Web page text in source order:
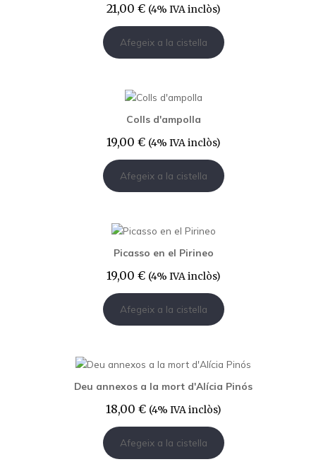
21,00 € (4% IVA inclòs)
Afegeix a la cistella
Colls d'ampolla
19,00 € (4% IVA inclòs)
Afegeix a la cistella
Picasso en el Pirineo
19,00 € (4% IVA inclòs)
Afegeix a la cistella
Deu annexos a la mort d'Alícia Pinós
18,00 € (4% IVA inclòs)
Afegeix a la cistella